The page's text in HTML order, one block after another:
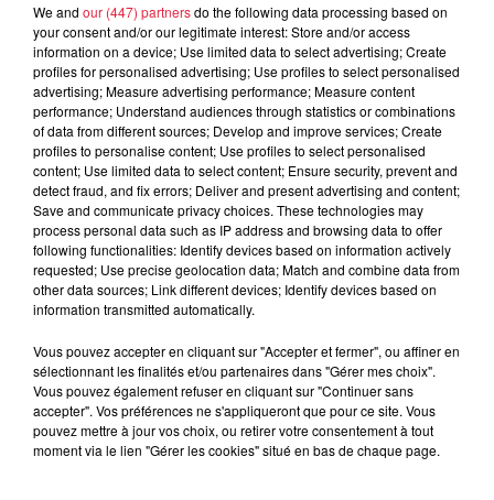
La Chambre de Commerce et d’Industrie Alsace
Eurométropole, le Pôle emploi, la Chambre de Métiers
d’Alsace, la Chambre d’Agriculture d’Alsace, Les Directions
régionales de l’économie, de l’emploi, du travail et des
solidarités, l’Agence nationale pour la formation
professionnelle des adultes, l’Université de Haute-Alsace,
l’Inspection Académique et la Mission Locale Jeunes
Colmar Centre-Alsace.
Le Salon Formation Emploi Alsace propose à ses 20 000
visiteurs de regarder de près l’ensemble des solutions en
matière d’emploi, de formation, d’apprentissage,
d’orientation, de création d’entreprise… Quel que soit le
projet que vous ayez en vu, participez à cet événement
unique dans le Grand-Est !
Vous êtes demandeur d’emploi, salarié, étudiant, lycéen,
collégien, parent ou chef d’entreprise ? Vous êtes le
bienvenu au Salon Formation Emploi Alsace !
We and our (447) partnersdo the following data processing based on
your consent and/or our legitimate interest: Store and/or access
information on a device; Use limited data to select advertising; Create
profiles for personalised advertising; Use profiles to select personalised
advertising; Measure advertising performance; Measure content
performance; Understand audiences through statistics or combinations
of data from different sources; Develop and improve services; Create
profiles to personalise content; Use profiles to select personalised
content; Use limited data to select content; Ensure security, prevent and
detect fraud, and fix errors; Deliver and present advertising and content;
Save and communicate privacy choices. These technologies may
process personal data such as IP address and browsing data to offer
following functionalities: Identify devices based on information actively
requested; Use precise geolocation data; Match and combine data from
other data sources; Link different devices; Identify devices based on
information transmitted automatically.
Vous pouvez accepter en cliquant sur "Accepter et fermer", ou affiner en
sélectionnant les finalités et/ou partenaires dans "Gérer mes choix".
Vous pouvez également refuser en cliquant sur "Continuer sans
accepter". Vos préférences ne s'appliqueront que pour ce site. Vous
pouvez mettre à jour vos choix, ou retirer votre consentement à tout
moment via le lien "Gérer les cookies" situé en bas de chaque page.